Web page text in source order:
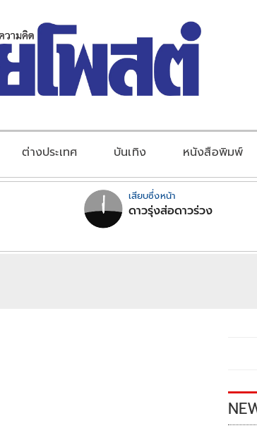
ต่างประเทศ บันเทิง หนังสือพิมพ์
เสียบซึ่งหน้า
ดาวรุ่งส่อดาวร่วง